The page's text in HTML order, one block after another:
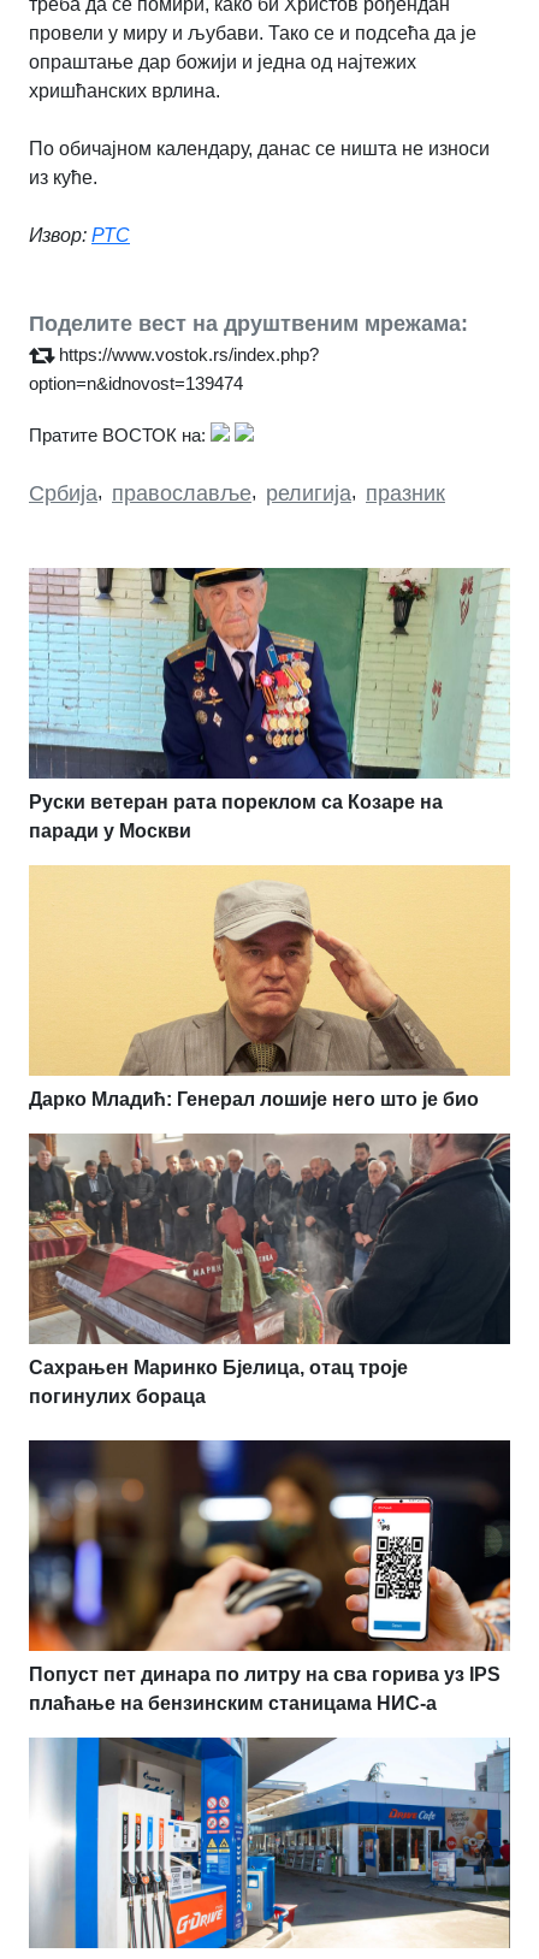
провели у миру и љубави. Тако се и подсећа да је
опраштање дар божији и једна од најтежих
хришћанских врлина.
По обичајном календару, данас се ништа не износи
из куће.
Извор: РТС
Поделите вест на друштвеним мрежама:
https://www.vostok.rs/index.php?
option=n&idnovost=139474
Пратите ВОСТОК на:
Србија, православље, религија, празник
Руски ветеран рата пореклом са Козаре на
паради у Москви
Дарко Младић: Генерал лошије него што је био
Сахрањен Маринко Бјелица, отац троје
погинулих бораца
Попуст пет динара по литру на сва горива уз IPS
плаћање на бензинским станицама НИС-а